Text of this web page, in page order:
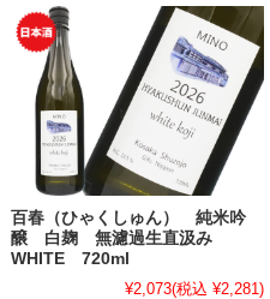
百春（ひゃくしゅん） 純米吟
醸 白麹 無濾過生直汲み
WHITE 720ml
¥2,073(税込 ¥2,281)